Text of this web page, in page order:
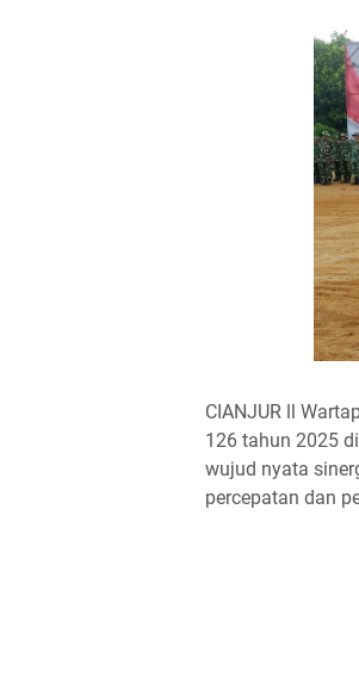
CIANJUR ll
126 tahun 2025
wujud nyata
percepatan dan